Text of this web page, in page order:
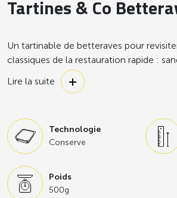
Tartines & Co
Un tartinable de betteraves pour
classiques de la restauration rapide :
burgers, bowls, verrines… et plus si
Découvrez notre Tartines & Co
travailler à froid ou à chaud et qui ne
Lire la suite
Technologie
Conserve
Poids
500g